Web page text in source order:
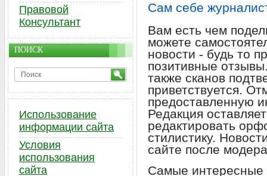
Сам себе
Вам есть чем
можете
новости - будь то
позитивные
также сканов
приветствуется.
предоставленную
Редакция
редактировать
стилистику.
сайте после
Самые
Правовой
Консультант
ПОИСК
Использование
информации сайта
Условия
использования
сайта